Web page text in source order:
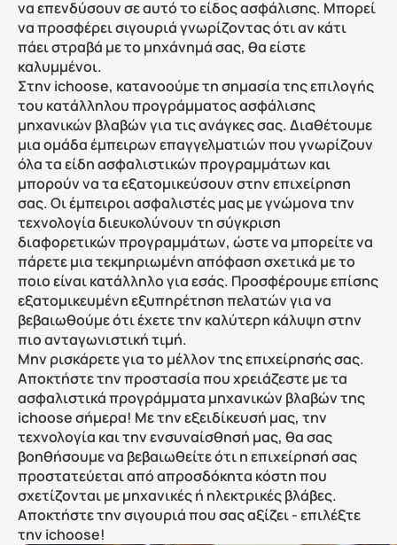
να επενδύσουν σε αυτό το είδος ασφάλισης. Μπορεί
να προσφέρει σιγουριά γνωρίζοντας ότι αν κάτι
πάει στραβά με το μηχάνημά σας, θα είστε
καλυμμένοι.
Στην ichoose, κατανοούμε τη σημασία της επιλογής
του κατάλληλου προγράμματος ασφάλισης
μηχανικών βλαβών για τις ανάγκες σας. Διαθέτουμε
μια ομάδα έμπειρων επαγγελματιών που γνωρίζουν
όλα τα είδη ασφαλιστικών προγραμμάτων και
μπορούν να τα εξατομικεύσουν στην επιχείρηση
σας. Οι έμπειροι ασφαλιστές μας με γνώμονα την
τεχνολογία διευκολύνουν τη σύγκριση
διαφορετικών προγραμμάτων, ώστε να μπορείτε να
πάρετε μια τεκμηριωμένη απόφαση σχετικά με το
ποιο είναι κατάλληλο για εσάς. Προσφέρουμε επίσης
εξατομικευμένη εξυπηρέτηση πελατών για να
βεβαιωθούμε ότι έχετε την καλύτερη κάλυψη στην
πιο ανταγωνιστική τιμή.
Μην ρισκάρετε για το μέλλον της επιχείρησής σας.
Αποκτήστε την προστασία που χρειάζεστε με τα
ασφαλιστικά προγράμματα μηχανικών βλαβών της
ichoose σήμερα! Με την εξειδίκευσή μας, την
τεχνολογία και την ενσυναίσθησή μας, θα σας
βοηθήσουμε να βεβαιωθείτε ότι η επιχείρησή σας
προστατεύεται από απροσδόκητα κόστη που
σχετίζονται με μηχανικές ή ηλεκτρικές βλάβες.
Αποκτήστε την σιγουριά που σας αξίζει - επιλέξτε
την ichoose!